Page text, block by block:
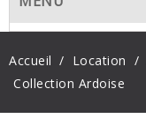
Accueil Location
Collection Ardoise